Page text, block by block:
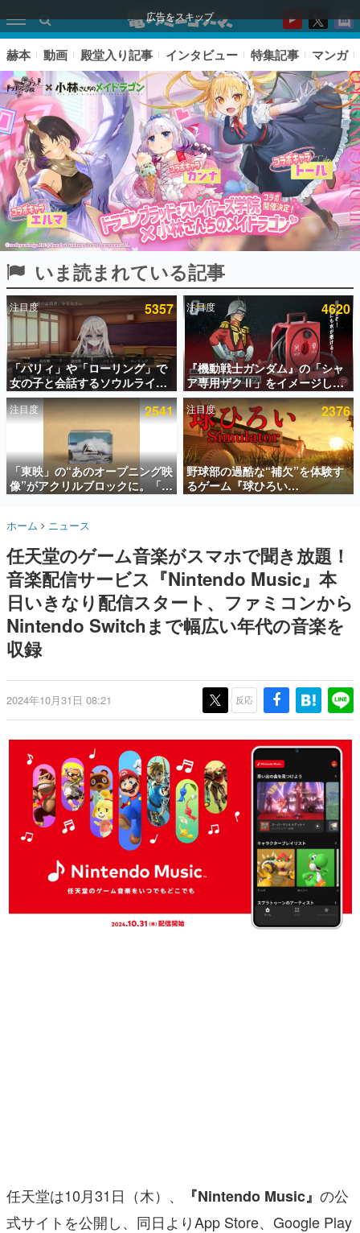
広告をスキップ
ピックアップ
電ファミのいま読まれている記事ランキング
アプリセール情報
インタビュー
連載・特集一覧
殿堂入り記事
SNS拡散数が数千以上！ ページビュー数万以上！ などな
ど。多くの人々に読まれた、電ファミ渾身の“殿堂入り”記
事をまとめました。
名作ゲームクリエイターの方々に製作時のエピソードをお
きます。
赫本
この物語を解いてはいけない。『赫本』は、〈試験問題〉
の形をした短編ホラー小説集です。
ゲーム世代の作家たち
ゲームに多大な影響を受けた作家さんに取材し、ゲームが
画です。
日本モバイルゲーム産業史
日本のモバイルゲーム史における主要なトピック・タイト
ルを網羅するほか、開発者へのインタビューや識者による
解説を掲載。約20年の歴史が一望できる決定版！
若ゲのいたり〜ゲームクリエイターの青春〜
『うつヌケ』『ペンと箸』等で知られるマンガ家・田中圭
一先生によるゲーム業界レポートマンガです。
ゲーム開発者・hamatsu氏がゲームの魅力を画面や操作の
具体的な形から解き明かしていく、硬派で骨太な評論連載
その他
赫本 動画 殿堂入り記事 インタビュー 特集記事 マンガ
いま読まれている記事
注目度 5357
「パリィ」や「ローリング」で
女の子と会話するソウルライク
恋愛ゲーム『小早川さんはソウ
ルライク』無料公開。返事に失
敗すると「YOU DIED」
注目度 4620
『機動戦士ガンダム』の「シャ
ア専用ザクⅡ」をイメージした
散水ホースリールが予約開始。
本体にはシャアのパーソナルマ
ークやジオン公国軍のエンブレ
ム、型式番号などを配置
注目度 2541
「東映」の“あのオープニング映
像”がアクリルブロックに。「東
映ヒストリカル グッズコレクシ
注目度 2376
野球部の過酷な“補欠”を体験す
るゲーム『球ひろい
Simulator』が「1件」のウィッ
プロ野球選手から称賛の声
ホーム ニュース
任天堂のゲーム音楽がスマホで聞き放題！
音楽配信サービス『Nintendo Music』本
日いきなり配信スタート、ファミコンから
Nintendo Switchまで幅広い年代の音楽を
収録
2024年10月31日 08:21 反応
任天堂は10月31日（木）、 『Nintendo Music』 の公
式サイトを公開し、同日よりApp Store、Google Play